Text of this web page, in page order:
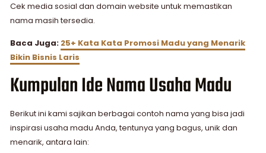
Cek media sosial dan domain website untuk memastikan
nama masih tersedia.
Baca Juga: 25+ Kata Kata Promosi Madu yang Menarik
Bikin Bisnis Laris
Kumpulan Ide Nama Usaha Madu
Berikut ini kami sajikan berbagai contoh nama yang bisa jadi
inspirasi usaha madu Anda, tentunya yang bagus, unik dan
menarik, antara lain: